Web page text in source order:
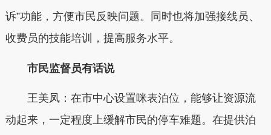
诉”功能，方便市民反映问题。同时也将加强接线员、
收费员的技能培训，提高服务水平。
市民监督员有话说
王美凤：在市中心设置咪表泊位，能够让资源流
动起来，一定程度上缓解市民的停车难题。在提供泊